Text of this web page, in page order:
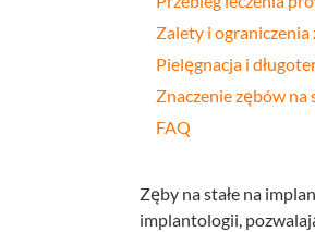
Zalety i ograniczenia
Pielęgnacja i
Znaczenie zębów na
FAQ
Zęby na stałe na
implantologii,